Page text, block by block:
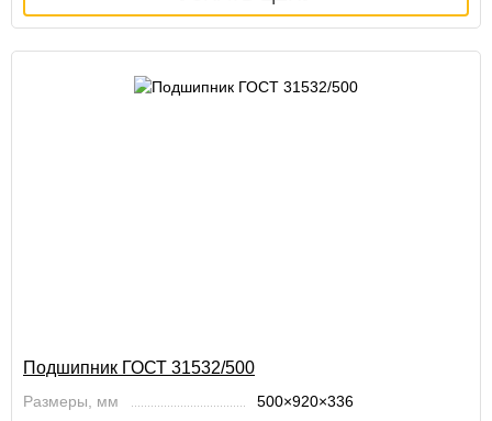
Подшипник ГОСТ 31532/500
Размеры, мм 500×920×336